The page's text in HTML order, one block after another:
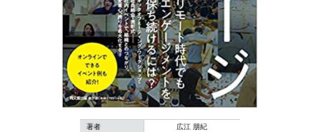
著者
広江 朋紀